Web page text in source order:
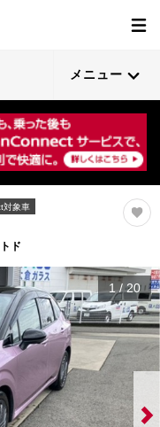
メニュー
対象車
ド
1/20